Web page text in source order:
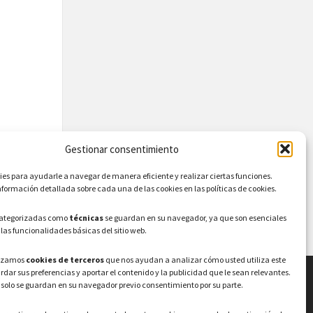
Gestionar consentimiento
para ayudarle a navegar de manera eficiente y realizar ciertas funciones.
detallada sobre cada una de las cookies en las políticas de cookies.
como técnicas se guardan en su navegador, ya que son esenciales
funcionalidades básicas del sitio web.
cookies de terceros que nos ayudan a analizar cómo usted utiliza este
sus preferencias y aportar el contenido y la publicidad que le sean relevantes.
solo se guardan en su navegador previo consentimiento por su parte.